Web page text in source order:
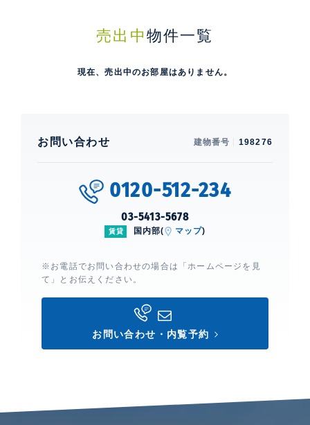
売出中 物件一覧
現在、売出中のお部屋はありません。
お問い合わせ 建物番号 198276
0120-512-234
03-5413-5678
賃貸 国内部( マップ)
※お電話でお問い合わせの場合は「ホームページを見
て」とお伝えください。
お問い合わせ・内覧予約